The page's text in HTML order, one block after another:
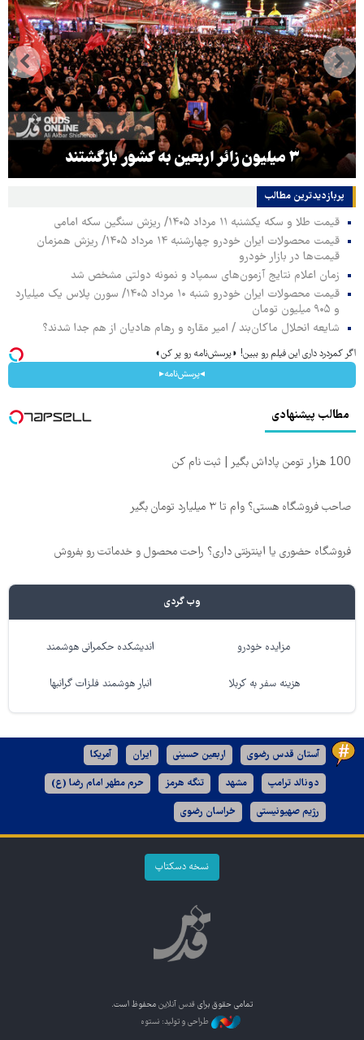
۳ میلیون زائر اربعین به کشور بازگشتند
پربازدیدترین‌ مطالب
قیمت طلا و سکه یکشنبه ۱۱ مرداد ۱۴۰۵/ ریزش سنگین سکه امامی
قیمت محصولات ایران خودرو چهارشنبه ۱۴ مرداد ۱۴۰۵/ ریزش همزمان
قیمت‌ها در بازار خودرو
زمان اعلام نتایج آزمون‌های سمپاد و نمونه دولتی مشخص شد
قیمت محصولات ایران خودرو شنبه ۱۰ مرداد ۱۴۰۵/ سورن پلاس یک میلیارد
و ۹۰۵ میلیون تومان
شایعه انحلال ماکان‌بند / امیر مقاره و رهام هادیان از هم جدا شدند؟
اگر کمردرد داری این فیلم رو ببین! ◗پرسش‌نامه رو پر کن◖
◂پرسش‌نامه▸
مطالب پیشنهادی
100 هزار تومن پاداش بگیر | ثبت نام کن
صاحب فروشگاه هستی؟ وام تا ۳ میلیارد تومان بگیر
فروشگاه حضوری یا اینترنتی داری؟ راحت محصول و خدماتت رو بفروش
وب گردی
مزایده خودرو اندیشکده حکمرانی هوشمند
هزینه سفر به کربلا انبار هوشمند فلزات گرانبها
آستان قدس رضوی اربعین حسینی ایران آمریکا
دونالد ترامپ مشهد تنگه هرمز حرم مطهر امام رضا (ع)
رژیم صهیونیستی خراسان رضوی
نسخه دسکتاپ
تمامی حقوق برای قدس آنلاین محفوظ است.
طراحی و تولید: نستوه